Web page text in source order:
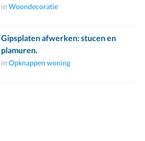
in Woondecoratie
Gipsplaten afwerken: stucen en
plamuren.
in Opknappen woning